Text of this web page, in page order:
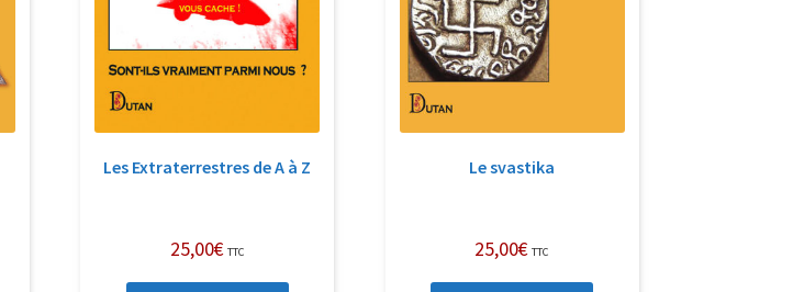
Les Extraterrestres de A à Z
25,00€ TTC
Le svastika
25,00€ TTC